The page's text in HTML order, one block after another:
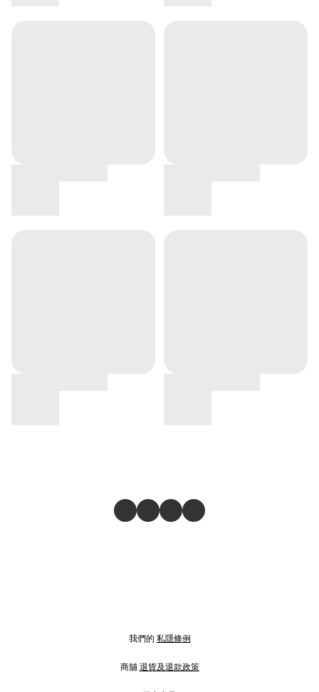
我們的 私隱條例
商舖 退貨及退款政策